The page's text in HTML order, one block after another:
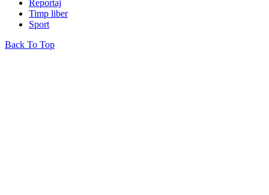
Reportaj
Timp liber
Sport
Back To Top